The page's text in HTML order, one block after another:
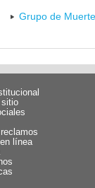
Grupo de
sitio
línea